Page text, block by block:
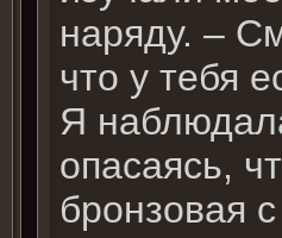
наряду. –
что у тебя
Я
опасаясь,
бронзовая